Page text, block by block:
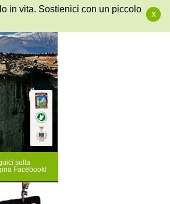
sulla
Facebook!
x
in vita. Sostienici con un piccolo